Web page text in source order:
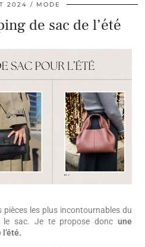
2024 MODE
de sac de l’été
pièces les plus incontournables du
le sac. Je te propose donc une